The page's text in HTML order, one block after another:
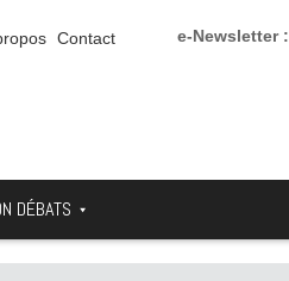
e-Newsletter :
Contact
DÉBATS